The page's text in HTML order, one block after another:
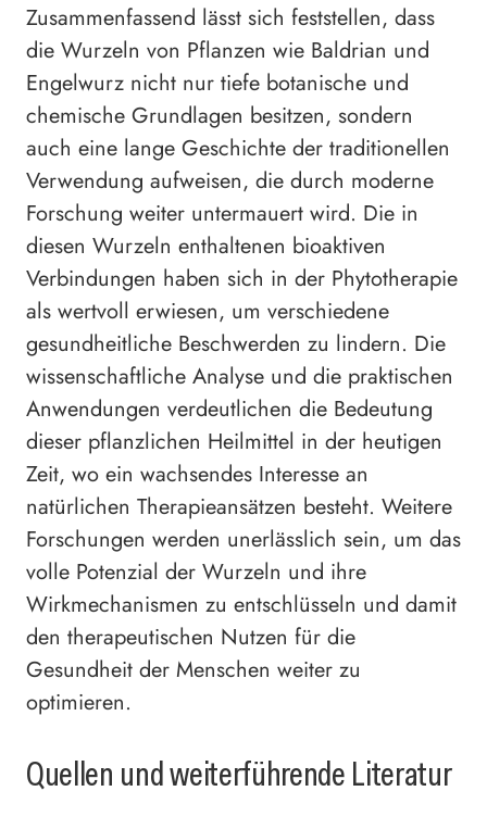
Zusammenfassend lässt sich feststellen, dass
die Wurzeln von Pflanzen wie Baldrian und
Engelwurz nicht nur tiefe botanische und
chemische Grundlagen besitzen, sondern
auch eine lange Geschichte der traditionellen
Verwendung aufweisen, die durch moderne
Forschung weiter untermauert wird. Die in
diesen Wurzeln enthaltenen bioaktiven
Verbindungen haben sich in der Phytotherapie
als wertvoll erwiesen, um verschiedene
gesundheitliche Beschwerden zu lindern. Die
wissenschaftliche Analyse und die praktischen
Anwendungen verdeutlichen die Bedeutung
dieser pflanzlichen Heilmittel in der heutigen
Zeit, wo ein wachsendes Interesse an
natürlichen Therapieansätzen besteht. Weitere
Forschungen werden unerlässlich sein, um das
volle Potenzial der Wurzeln und ihre
Wirkmechanismen zu entschlüsseln und damit
den therapeutischen Nutzen für die
Gesundheit der Menschen weiter zu
optimieren.
Quellen und weiterführende Literatur